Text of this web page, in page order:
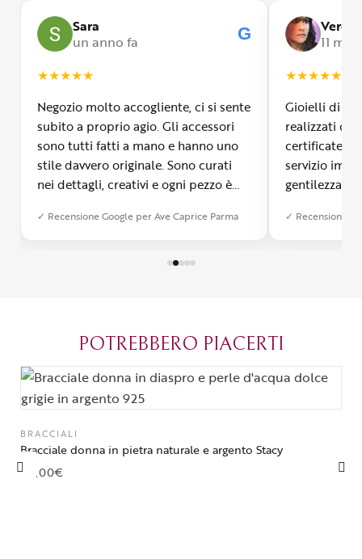
Sara
un anno fa
G
★★★★★
Negozio molto accogliente, ci si sente
subito a proprio agio. Gli accessori
sono tutti fatti a mano e hanno uno
stile davvero originale. Sono curati
nei dettagli, creativi e ogni pezzo è
qualità e si vede che c’è tanta
possibile anche farsi realizzare un
✓ Recensione Google per Ave Caprice Parma
11
★★★★★
Gioielli di
realizzati
certificate,
servizio
gentilezza
i clienti,
✓ Recensione
POTREBBERO PIACERTI
BRACCIALI
Bracciale donna in pietra naturale e argento Stacy
60,00€